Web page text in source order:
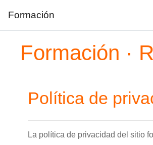
Formación
Formación ·
Política de
La política de privacidad del sitio